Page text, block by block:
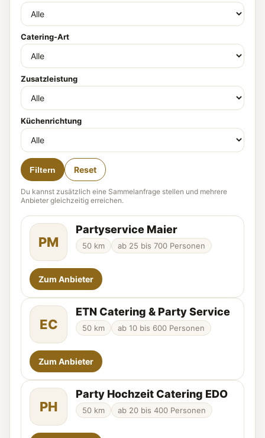
Catering-Art
Zusatzleistung
Küchenrichtung
Filtern Reset
Du kannst zusätzlich eine Sammelanfrage stellen und mehrere
Anbieter gleichzeitig erreichen.
PM
Partyservice Maier
50 km ab 25 bis 700 Personen
Zum Anbieter
EC
ETN Catering & Party Service
50 km ab 10 bis 600 Personen
Zum Anbieter
PH
Party Hochzeit Catering EDO
50 km ab 20 bis 400 Personen